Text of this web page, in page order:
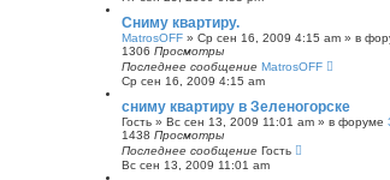
к
Сниму квартиру.
MatrosOFF » Ср сен 16, 2009 4:15 am » в
1306 Просмотры
Последнее сообщение MatrosOFF
Ср сен 16, 2009 4:15 am
сниму квартиру в Зеленогорске
Гость » Вс сен 13, 2009 11:01 am » в форуме
1438 Просмотры
Последнее сообщение Гость
Вс сен 13, 2009 11:01 am